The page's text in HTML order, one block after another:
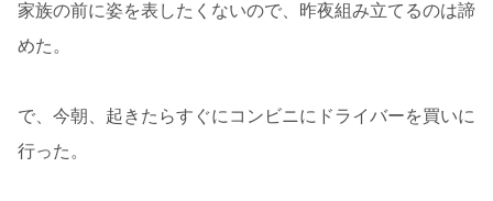
家族の前に姿を表したくないので、昨夜組み立てるのは諦
めた。
で、今朝、起きたらすぐにコンビニにドライバーを買いに
行った。